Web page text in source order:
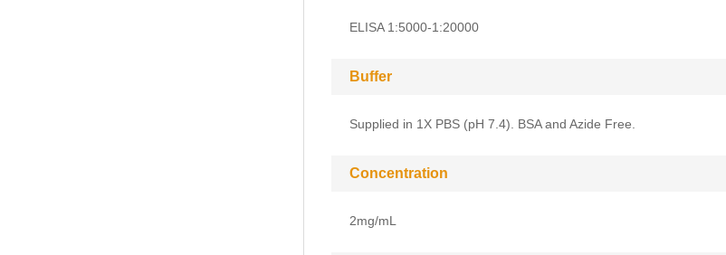
ELISA 1:5000-1:20000
Buffer
Supplied in 1X PBS (pH 7.4). BSA and Azide Free.
Concentration
2mg/mL